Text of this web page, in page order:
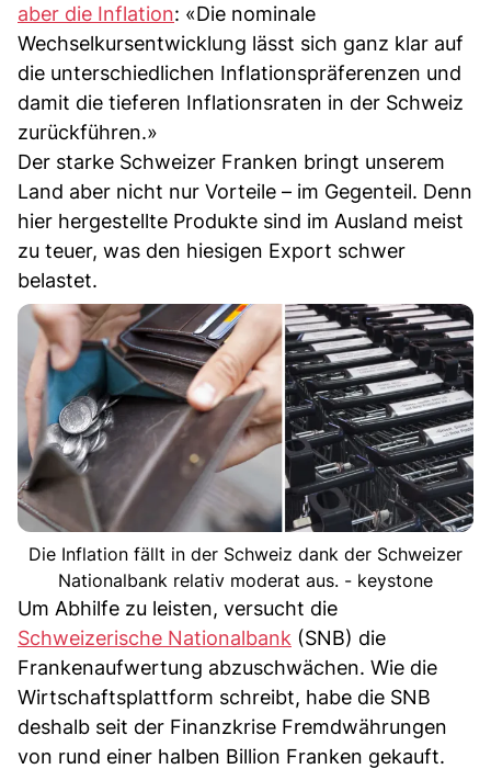
aber die Inflation: «Die nominale
Wechselkursentwicklung lässt sich ganz klar auf
die unterschiedlichen Inflationspräferenzen und
damit die tieferen Inflationsraten in der Schweiz
zurückführen.»
Der starke Schweizer Franken bringt unserem
Land aber nicht nur Vorteile – im Gegenteil. Denn
hier hergestellte Produkte sind im Ausland meist
zu teuer, was den hiesigen Export schwer
belastet.
Die Inflation fällt in der Schweiz dank der Schweizer
Nationalbank relativ moderat aus. - keystone
Um Abhilfe zu leisten, versucht die
Schweizerische Nationalbank (SNB) die
Frankenaufwertung abzuschwächen. Wie die
Wirtschaftsplattform schreibt, habe die SNB
deshalb seit der Finanzkrise Fremdwährungen
von rund einer halben Billion Franken gekauft.